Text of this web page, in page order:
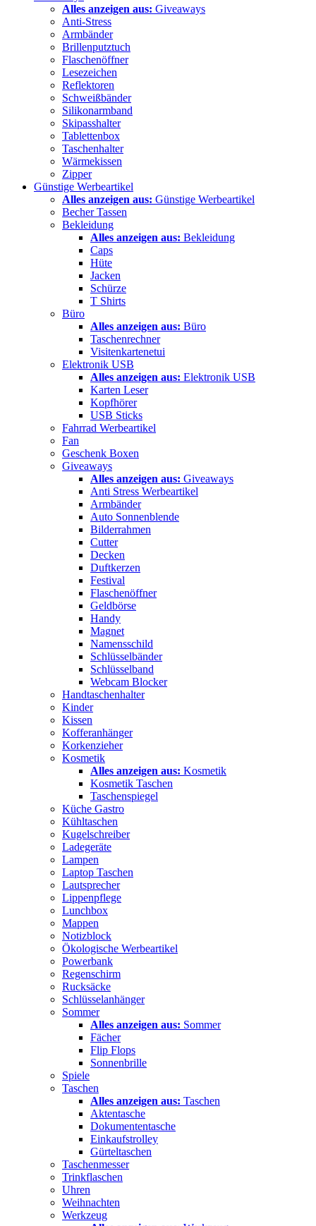
Alles anzeigen aus: Giveaways
Anti-Stress
Armbänder
Brillenputztuch
Flaschenöffner
Lesezeichen
Reflektoren
Schweißbänder
Silikonarmband
Skipasshalter
Tablettenbox
Taschenhalter
Wärmekissen
Zipper
Günstige Werbeartikel
Alles anzeigen aus: Günstige Werbeartikel
Becher Tassen
Bekleidung
Alles anzeigen aus: Bekleidung
Caps
Hüte
Jacken
Schürze
T Shirts
Büro
Alles anzeigen aus: Büro
Taschenrechner
Visitenkartenetui
Elektronik USB
Alles anzeigen aus: Elektronik USB
Karten Leser
Kopfhörer
USB Sticks
Fahrrad Werbeartikel
Fan
Geschenk Boxen
Giveaways
Alles anzeigen aus: Giveaways
Anti Stress Werbeartikel
Armbänder
Auto Sonnenblende
Bilderrahmen
Cutter
Decken
Duftkerzen
Festival
Flaschenöffner
Geldbörse
Handy
Magnet
Namensschild
Schlüsselbänder
Schlüsselband
Webcam Blocker
Handtaschenhalter
Kinder
Kissen
Kofferanhänger
Korkenzieher
Kosmetik
Alles anzeigen aus: Kosmetik
Kosmetik Taschen
Taschenspiegel
Küche Gastro
Kühltaschen
Kugelschreiber
Ladegeräte
Lampen
Laptop Taschen
Lautsprecher
Lippenpflege
Lunchbox
Mappen
Notizblock
Ökologische Werbeartikel
Powerbank
Regenschirm
Rucksäcke
Schlüsselanhänger
Sommer
Alles anzeigen aus: Sommer
Fächer
Flip Flops
Sonnenbrille
Spiele
Taschen
Alles anzeigen aus: Taschen
Aktentasche
Dokumententasche
Einkaufstrolley
Gürteltaschen
Taschenmesser
Trinkflaschen
Uhren
Weihnachten
Werkzeug